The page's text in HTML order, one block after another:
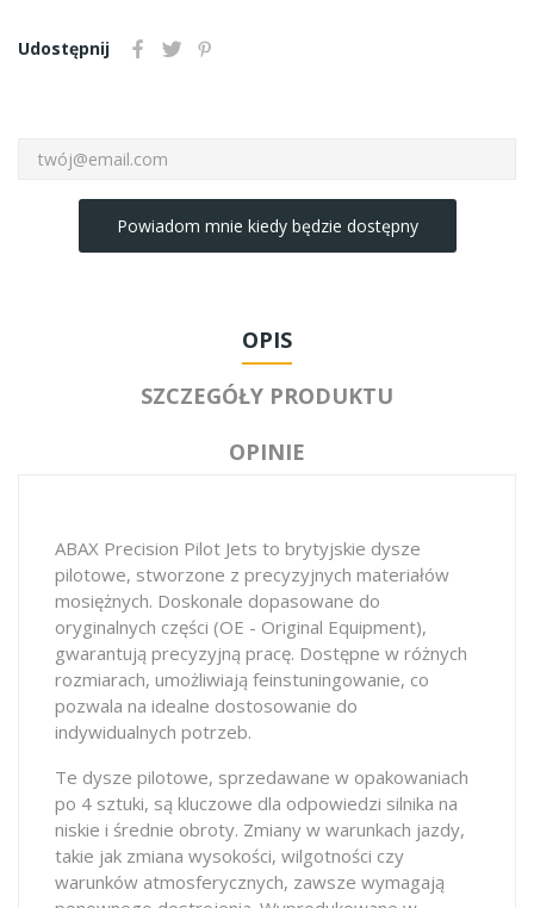
Udostępnij
Powiadom mnie kiedy będzie dostępny
OPIS
SZCZEGÓŁY PRODUKTU
OPINIE
ABAX Precision Pilot Jets to brytyjskie dysze
pilotowe, stworzone z precyzyjnych materiałów
mosiężnych. Doskonale dopasowane do
oryginalnych części (OE - Original Equipment),
gwarantują precyzyjną pracę. Dostępne w różnych
rozmiarach, umożliwiają feinstuningowanie, co
pozwala na idealne dostosowanie do
indywidualnych potrzeb.
Te dysze pilotowe, sprzedawane w opakowaniach
po 4 sztuki, są kluczowe dla odpowiedzi silnika na
niskie i średnie obroty. Zmiany w warunkach jazdy,
takie jak zmiana wysokości, wilgotności czy
warunków atmosferycznych, zawsze wymagają